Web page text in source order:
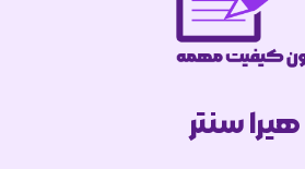
هیرا سنتر